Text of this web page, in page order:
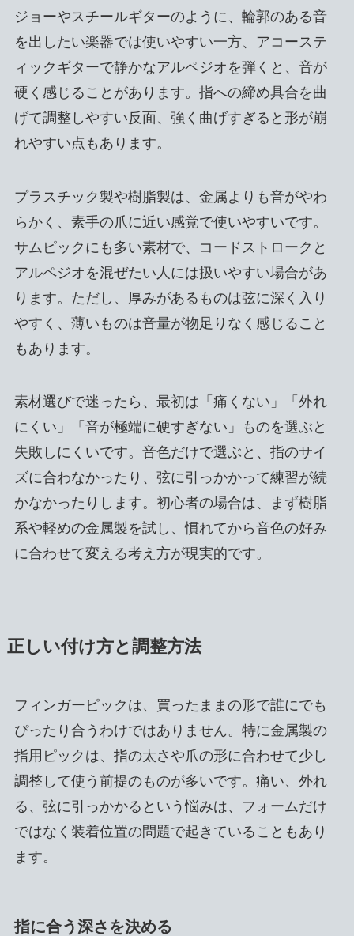
ジョーやスチールギターのように、輪郭のある音
を出したい楽器では使いやすい一方、アコーステ
ィックギターで静かなアルペジオを弾くと、音が
硬く感じることがあります。指への締め具合を曲
げて調整しやすい反面、強く曲げすぎると形が崩
れやすい点もあります。
プラスチック製や樹脂製は、金属よりも音がやわ
らかく、素手の爪に近い感覚で使いやすいです。
サムピックにも多い素材で、コードストロークと
アルペジオを混ぜたい人には扱いやすい場合があ
ります。ただし、厚みがあるものは弦に深く入り
やすく、薄いものは音量が物足りなく感じること
もあります。
素材選びで迷ったら、最初は「痛くない」「外れ
にくい」「音が極端に硬すぎない」ものを選ぶと
失敗しにくいです。音色だけで選ぶと、指のサイ
ズに合わなかったり、弦に引っかかって練習が続
かなかったりします。初心者の場合は、まず樹脂
系や軽めの金属製を試し、慣れてから音色の好み
に合わせて変える考え方が現実的です。
正しい付け方と調整方法
フィンガーピックは、買ったままの形で誰にでも
ぴったり合うわけではありません。特に金属製の
指用ピックは、指の太さや爪の形に合わせて少し
調整して使う前提のものが多いです。痛い、外れ
る、弦に引っかかるという悩みは、フォームだけ
ではなく装着位置の問題で起きていることもあり
ます。
指に合う深さを決める